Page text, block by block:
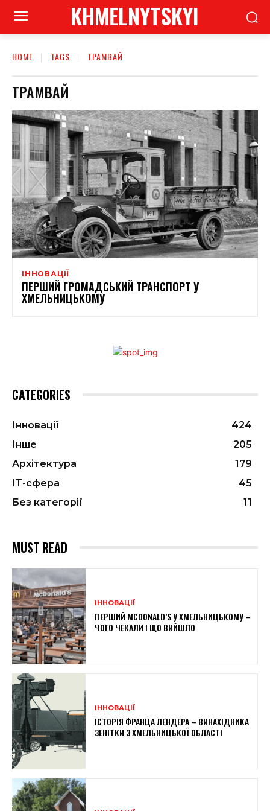
KHMELNYTSKYI
HOME TAGS ТРАМВАЙ
ТРАМВАЙ
ІННОВАЦІЇ
ПЕРШИЙ ГРОМАДСЬКИЙ ТРАНСПОРТ У
ХМЕЛЬНИЦЬКОМУ
CATEGORIES
Інновації
424
Інше
205
Архітектура
179
ІТ-сфера
45
Без категорії
11
MUST READ
ІННОВАЦІЇ
ПЕРШИЙ MCDONALD’S У ХМЕЛЬНИЦЬКОМУ –
ЧОГО ЧЕКАЛИ І ЩО ВИЙШЛО
ІННОВАЦІЇ
ІСТОРІЯ ФРАНЦА ЛЕНДЕРА – ВИНАХІДНИКА
ЗЕНІТКИ З ХМЕЛЬНИЦЬКОЇ ОБЛАСТІ